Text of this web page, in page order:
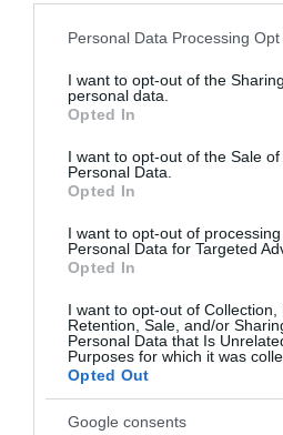
Please note that this website/app
not limited to your visit or usage
grant or deny consent to Google
use your data for below specified
consent section.
Personal Data Processing
I want to opt-out of the
personal data.
Opted In
I want to opt-out of the Sale of
Personal Data.
Opted In
I want to opt-out of
Personal Data for Targeted
Opted In
I want to opt-out of Collection,
Retention, Sale, and/or
Personal Data that Is
Purposes for which it was
Opted Out
Google consents
Ανταγωνιστική
στη Ρώμη
Η Άννα Ντουντουνάκη
πρώτη μέρα του Sette Colli στη
26.06.2026 ΚΟΛΥΜΒΗΣΗ
ΤΕΛΕΥΤΑΙΑ ΝΕΑ